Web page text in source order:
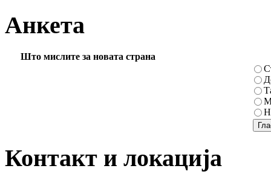
Анкета
Што мислите за новата страна
Контакт и локација